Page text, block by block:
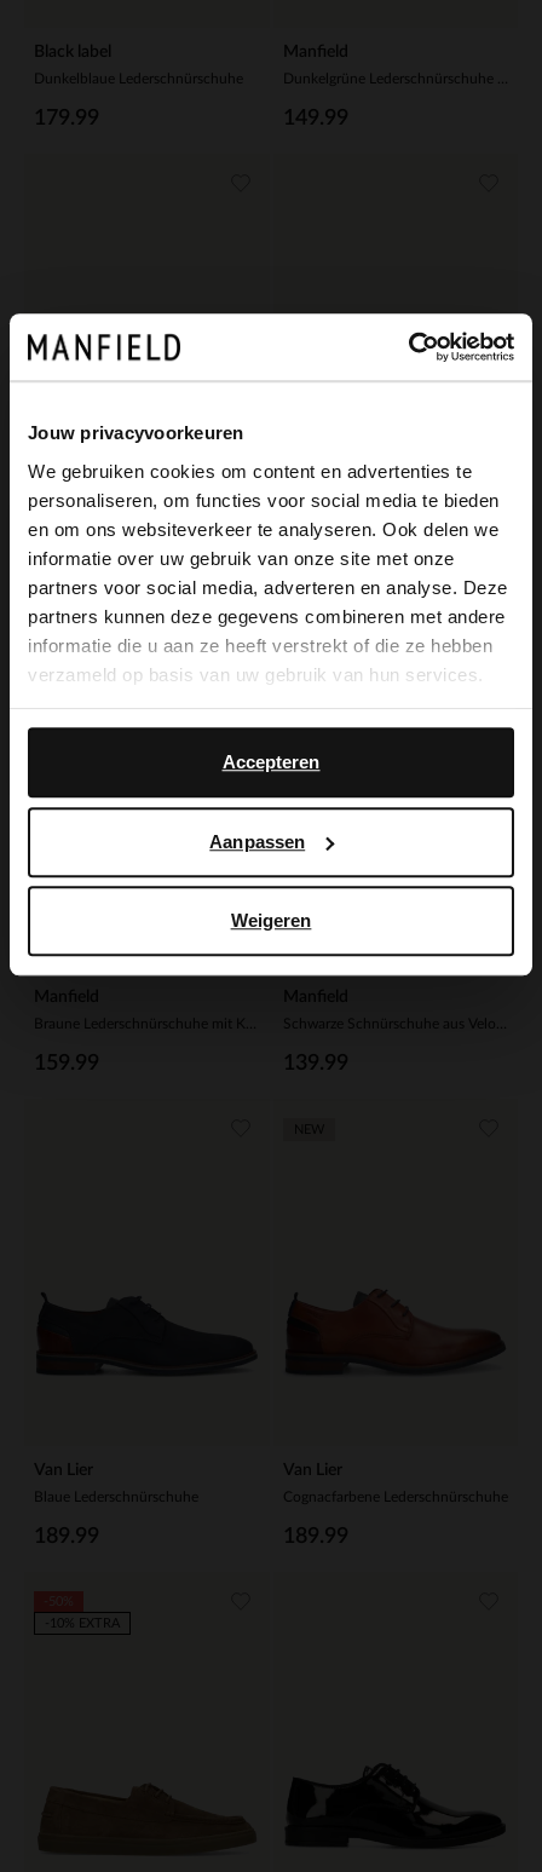
Jouw privacyvoorkeuren
We gebruiken cookies om content en advertenties te
personaliseren, om functies voor social media te bieden
en om ons websiteverkeer te analyseren. Ook delen we
informatie over uw gebruik van onze site met onze
partners voor social media, adverteren en analyse. Deze
partners kunnen deze gegevens combineren met andere
informatie die u aan ze heeft verstrekt of die ze hebben
verzameld op basis van uw gebruik van hun services.
Accepteren
Aanpassen
Weigeren
Black label
Dunkelblaue Lederschnürschuhe
179.99
Manfield
149.99
Black label
Bordeauxrote Lederschnürschuhe
179.99
Manfield
Schwarze Leder-Schnürschuhe
139.99
Manfield
159.99
Manfield
139.99
Van Lier
Blaue Lederschnürschuhe
189.99
Van Lier
Cognacfarbene Lederschnürschuhe
189.99
-10% EXTRA
×
View this website in English?
It looks like your language isn't Dutch. Would
you like to switch to English?
English